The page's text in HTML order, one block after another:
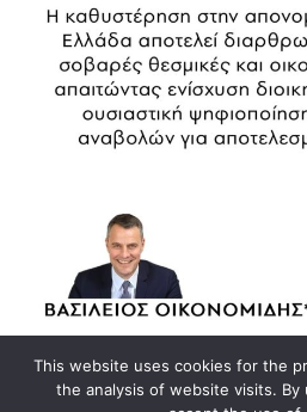
Κοινοποίηση σε
This website uses cookies for the
the analysis of website visits.